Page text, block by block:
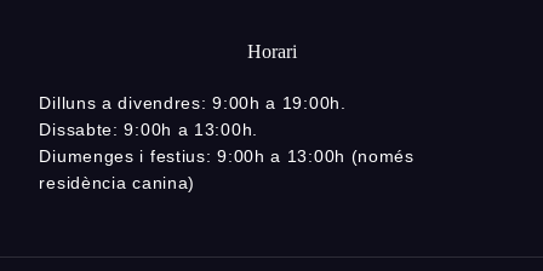
Horari
Dilluns a divendres: 9:00h a 19:00h.
Dissabte: 9:00h a 13:00h.
Diumenges i festius: 9:00h a 13:00h (només
residència canina)